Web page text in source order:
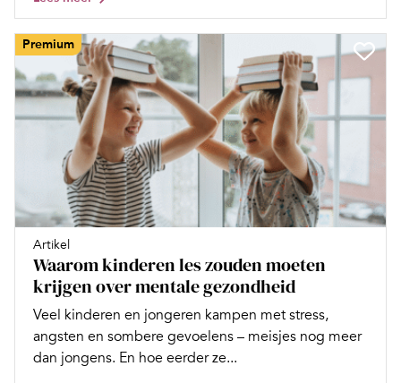
Premium
Artikel
Waarom kinderen les zouden moeten
krijgen over mentale gezondheid
Veel kinderen en jongeren kampen met stress,
angsten en sombere gevoelens – meisjes nog meer
dan jongens. En hoe eerder ze...